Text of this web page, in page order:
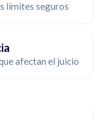
límites seguros
afectan el juicio